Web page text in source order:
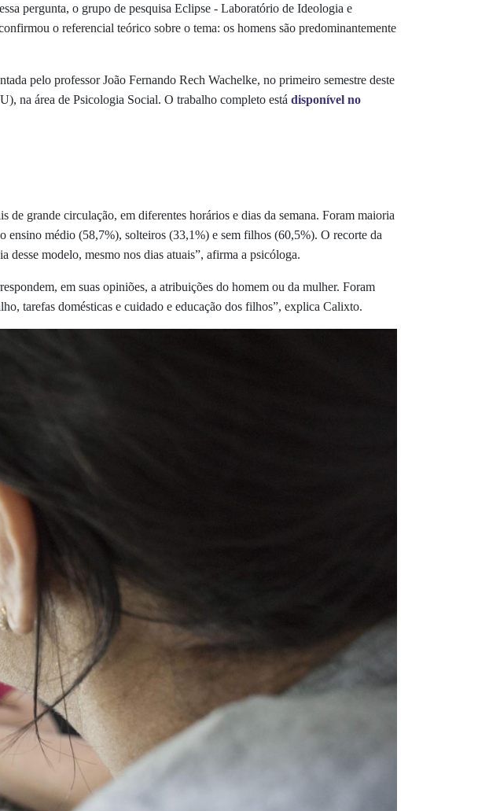
pergunta, o grupo de pesquisa Eclipse - Laboratório de Ideologia e
o referencial teórico sobre o tema: os homens são predominantemente
pelo professor João Fernando Rech Wachelke, no primeiro semestre deste
na área de Psicologia Social. O trabalho completo está disponível no
grande circulação, em diferentes horários e dias da semana. Foram maioria
ensino médio (58,7%), solteiros (33,1%) e sem filhos (60,5%). O recorte da
modelo, mesmo nos dias atuais”, afirma a psicóloga.
em suas opiniões, a atribuições do homem ou da mulher. Foram
tarefas domésticas e cuidado e educação dos filhos”, explica Calixto.